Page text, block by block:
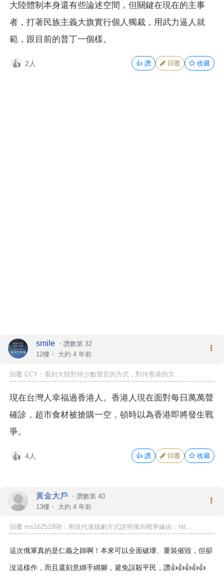
大陸體制本身還有些論述空間，但關鍵在現在的主事
者，打著民族主義大旗實行個人獨裁，用武力逼人就
範，跟目前的普丁一個樣。
👍 2人 👍 讚 回覆 收藏
smile ・ 讚數第 32
12樓・ 大約 4 年前
回覆 CCY：看到大陸對待少數聲音的方式，對待香港的方...
現在台灣人幸福過香港人。香港人現在面對每日萬萬聲
確診，超市食材被搶購一空，頓時以為香港即將發生戰
爭。
👍 4人 👍 讚 回覆 收藏
黃金大戶 ・ 讚數第 40
13樓・ 大約 4 年前
回覆 ms16251998：用現代連續劇方式說明俄烏戰爭緣由：htt...
這次俄軍真的是仁義之師啊！本來可以全面破壞、重裝催毀，但卻
沒這樣作，而且還刻意綁手綁腳，避免誤殺平民，讚👍👍👍👍👍